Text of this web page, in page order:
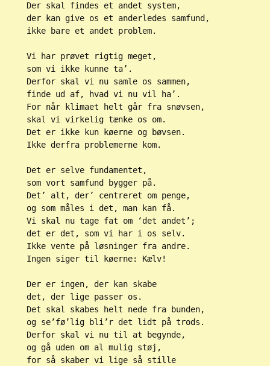
Der skal findes et andet system,
der kan give os et anderledes samfund,
ikke bare et andet problem.
Vi har prøvet rigtig meget,
som vi ikke kunne ta’.
Derfor skal vi nu samle os sammen,
finde ud af, hvad vi nu vil ha’.
For når klimaet helt går fra snøvsen,
skal vi virkelig tænke os om.
Det er ikke kun køerne og bøvsen.
Ikke derfra problemerne kom.
Det er selve fundamentet,
som vort samfund bygger på.
Det’ alt, der’ centreret om penge,
og som måles i det, man kan få.
Vi skal nu tage fat om ‘det andet’;
det er det, som vi har i os selv.
Ikke vente på løsninger fra andre.
Ingen siger til køerne: Kælv!
Der er ingen, der kan skabe
det, der lige passer os.
Det skal skabes helt nede fra bunden,
og se’fø’lig bli’r det lidt på trods.
Derfor skal vi nu til at begynde,
og gå uden om al mulig støj,
for så skaber vi lige så stille